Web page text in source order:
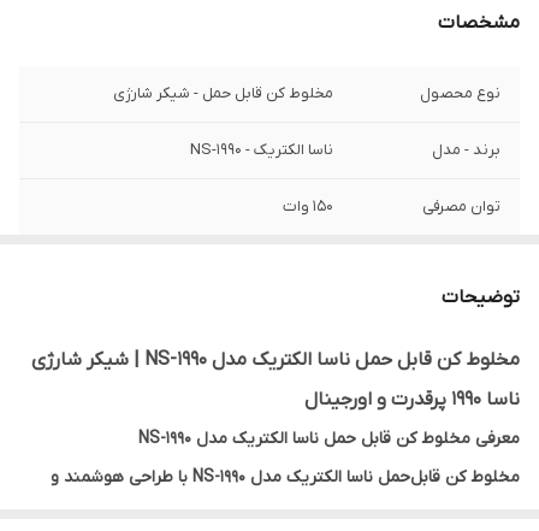
مشخصات
نوع محصول مخلوط کن قابل حمل - شیکر شارژی
برند - مدل ناسا الکتریک - NS-1990
توان مصرفی ۱۵۰ وات
امکانات و قابلیت‌ها
جنس درب سیلیکونی
ظرفیت ۴۵۰ مبلی لیتر
توضیحات
مخلوط کن قابل حمل ناسا الکتریک مدل NS-1990 | شیکر شارژی
ناسا 1990 پرقدرت و اورجینال
معرفی مخلوط کن قابل حمل ناسا الکتریک مدل NS-1990
مخلوط ‌کن قابل‌حمل ناسا الکتریک مدل NS-1990 با طراحی هوشمند و